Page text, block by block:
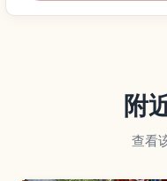
附
查看